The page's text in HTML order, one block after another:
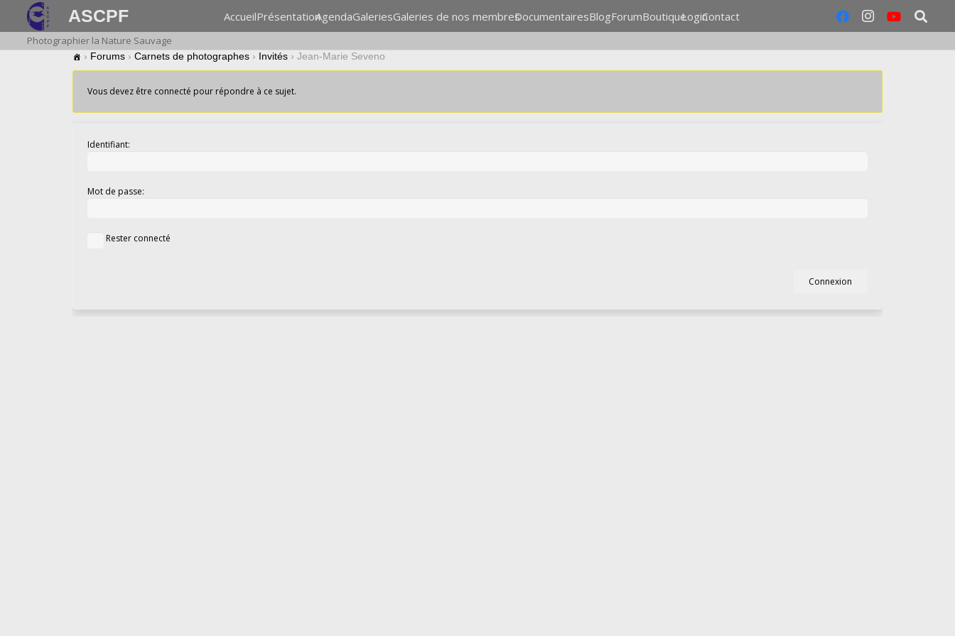
ASCPF AccueilPrésentationAgendaGaleriesGaleries de nos membresDocumentairesBlogForumBoutiqueLoginContact
Photographier la Nature Sauvage
› Forums › Carnets de photographes › Invités › Jean-Marie Seveno
Vous devez être connecté pour répondre à ce sujet.
Identifiant:
Mot de passe:
Rester connecté
Connexion